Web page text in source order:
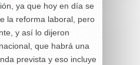
ya que hoy en día se
la reforma laboral, pero
y así lo dijeron
que habrá una
prevista y eso incluye